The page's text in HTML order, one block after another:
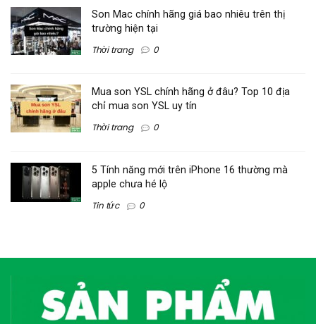
Son Mac chính hãng giá bao nhiêu trên thị
trường hiện tại
Thời trang 0
Mua son YSL chính hãng ở đâu? Top 10 địa
chỉ mua son YSL uy tín
Thời trang 0
5 Tính năng mới trên iPhone 16 thường mà
apple chưa hé lộ
Tin tức 0